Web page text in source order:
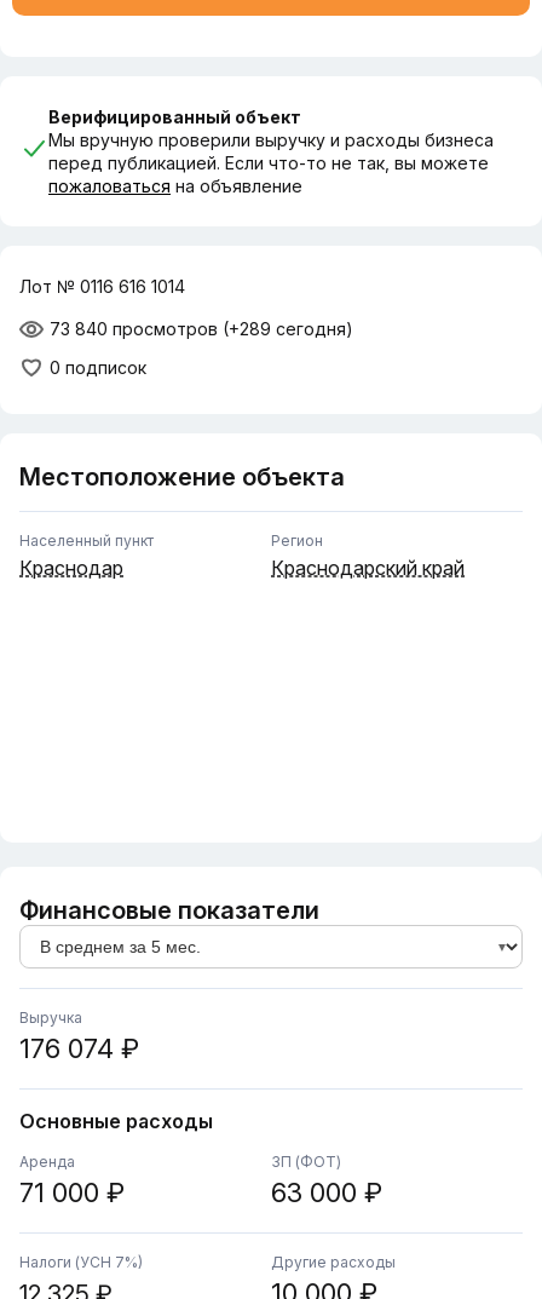
Верифицированный объект
Мы вручную проверили выручку и расходы бизнеса
перед публикацией. Если что-то не так, вы можете
пожаловаться на объявление
Лот № 0116 616 1014
73 840 просмотров (+289 сегодня)
0 подписок
Местоположение объекта
Населенный пункт
Краснодар
Регион
Краснодарский край
Финансовые показатели
Выручка
176 074 ₽
Основные расходы
Аренда
71 000 ₽
ЗП (ФОТ)
63 000 ₽
Налоги (УСН 7%) Другие расходы